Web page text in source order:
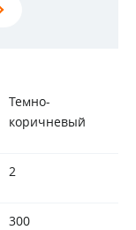
Темно-
коричневый
2
300